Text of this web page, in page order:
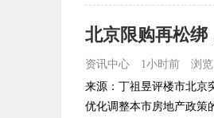
北京限购再松绑
资讯中心 1小时前
浏
来源：丁祖昱评楼市北京
优化调整本市房地产政策